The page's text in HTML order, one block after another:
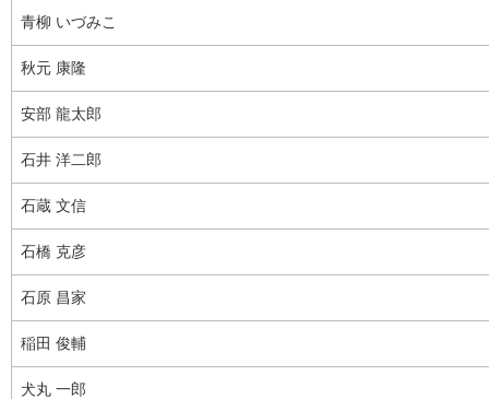
青柳 いづみこ
秋元 康隆
安部 龍太郎
石井 洋二郎
石蔵 文信
石橋 克彦
石原 昌家
稲田 俊輔
犬丸 一郎